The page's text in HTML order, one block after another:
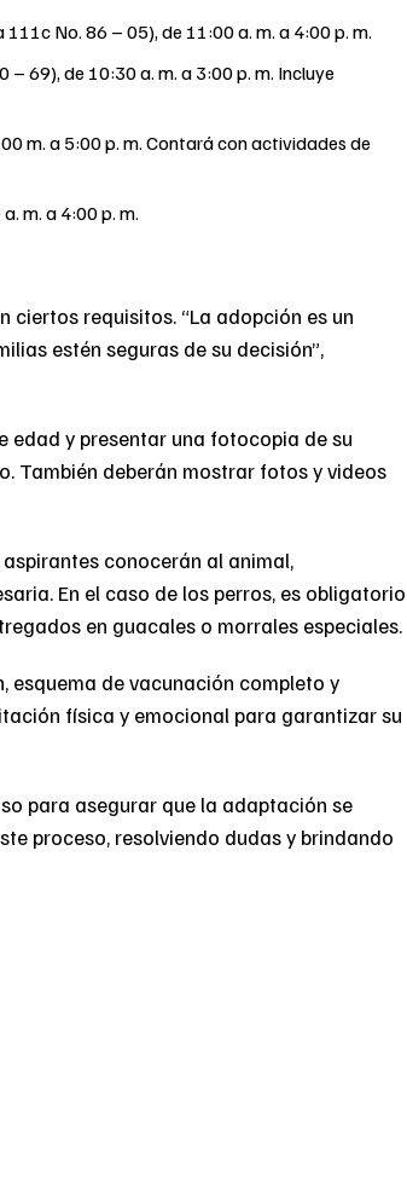
No. 86 – 05), de 11:00 a. m. a 4:00 p. m.
– 69), de 10:30 a. m. a 3:00 p. m. Incluye
m. a 5:00 p. m. Contará con actividades de
m. a 4:00 p. m.
ciertos requisitos. “La adopción es un
estén seguras de su decisión”,
edad y presentar una fotocopia de su
También deberán mostrar fotos y videos
conocerán al animal,
En el caso de los perros, es obligatorio
en guacales o morrales especiales.
esquema de vacunación completo y
física y emocional para garantizar su
para asegurar que la adaptación se
proceso, resolviendo dudas y brindando